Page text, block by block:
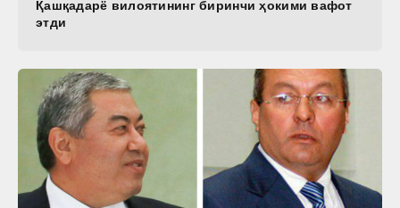
Қашқадарё вилоятининг биринчи ҳокими вафот
этди